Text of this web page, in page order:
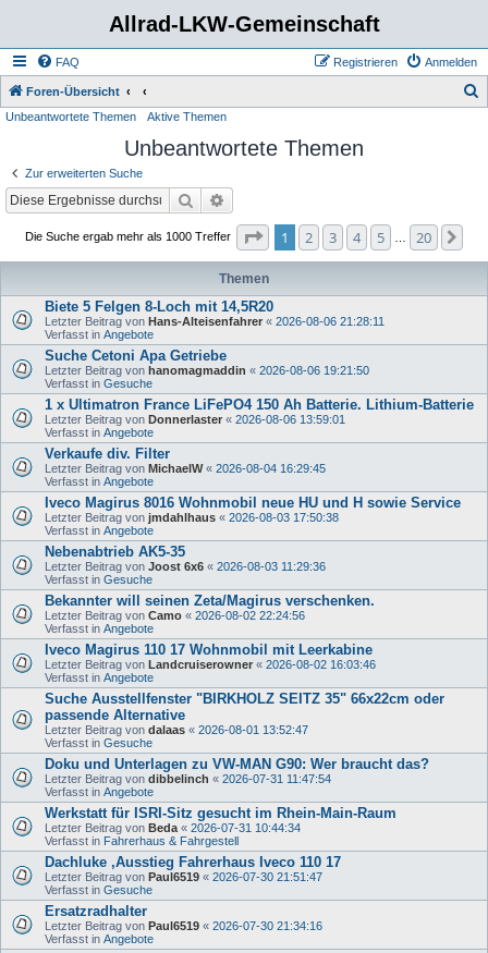
Allrad-LKW-Gemeinschaft
FAQ Anmelden
Registrieren
Foren-Übersicht
Unbeantwortete Themen Aktive Themen
Unbeantwortete Themen
Zur erweiterten Suche
Suche
Die Suche ergab mehr als 1000 Treffer Seite von
1 2 3 4 5 20
Themen
Biete 5 Felgen 8-Loch mit 14,5R20
Letzter Beitrag von Hans-Alteisenfahrer « 2026-08-06 21:28:11
Verfasst in Angebote
Suche Cetoni Apa Getriebe
Letzter Beitrag von hanomagmaddin « 2026-08-06 19:21:50
Verfasst in Gesuche
1 x Ultimatron France LiFePO4 150 Ah Batterie. Lithium-Batterie
Letzter Beitrag von Donnerlaster « 2026-08-06 13:59:01
Verfasst in Angebote
Verkaufe div. Filter
Letzter Beitrag von MichaelW« 2026-08-04 16:29:45
Verfasst in Angebote
Iveco Magirus 8016 Wohnmobil neue HU und H sowie Service
Letzter Beitrag von jmdahlhaus « 2026-08-03 17:50:38
Verfasst in Angebote
Nebenabtrieb AK5-35
Letzter Beitrag von Joost 6x6 « 2026-08-03 11:29:36
Verfasst in Gesuche
Bekannter will seinen Zeta/Magirus verschenken.
Letzter Beitrag von Camo « 2026-08-02 22:24:56
Verfasst in Angebote
Iveco Magirus 110 17 Wohnmobil mit Leerkabine
Letzter Beitrag von Landcruiserowner « 2026-08-02 16:03:46
Verfasst in Angebote
Suche Ausstellfenster "BIRKHOLZ SEITZ 35" 66x22cm oder
passende Alternative
Letzter Beitrag von dalaas « 2026-08-01 13:52:47
Verfasst in Gesuche
Doku und Unterlagen zu VW-MAN G90: Wer braucht das?
Letzter Beitrag von dibbelinch « 2026-07-31 11:47:54
Verfasst in Angebote
Werkstatt für ISRI-Sitz gesucht im Rhein-Main-Raum
Letzter Beitrag von Beda « 2026-07-31 10:44:34
Verfasst in Fahrerhaus & Fahrgestell
Dachluke ,Ausstieg Fahrerhaus Iveco 110 17
Letzter Beitrag von Paul6519 « 2026-07-30 21:51:47
Verfasst in Gesuche
Ersatzradhalter
Letzter Beitrag von Paul6519 « 2026-07-30 21:34:16
Verfasst in Angebote